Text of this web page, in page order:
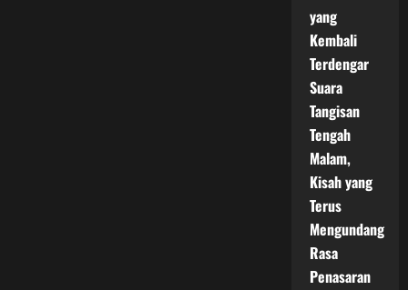
yang
Kembali
Terdengar
Suara
Tangisan
Tengah
Malam,
Kisah yang
Terus
Mengundang
Rasa
Penasaran